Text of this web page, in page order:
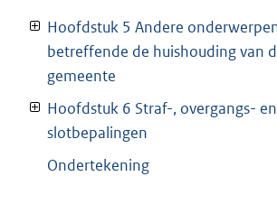
Hoofdstuk 5 Andere
betreffende de huishouding van
gemeente
Hoofdstuk 6 Straf-, overgangs- en
slotbepalingen
Ondertekening